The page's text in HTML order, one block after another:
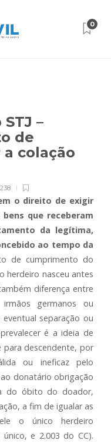
0
–
de
colação
238
o direito de exigir
que receberam
da legítima,
ao tempo da
de cumprimento do
herdeiro nasceu antes
diferença entre
germanos ou
separação ou
é a ideia de
descendente, por
ou ineficaz pelo
donatário obrigação
do óbito do doador,
a fim de igualar as
o único herdeiro
e 2.003 do CC).